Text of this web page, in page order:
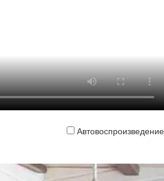
Автовоспроизведение